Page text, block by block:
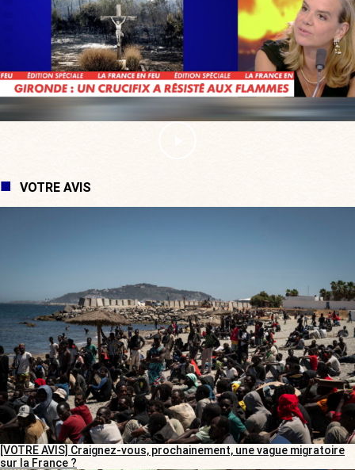
VOTRE AVIS
[VOTRE AVIS] Craignez-vous, prochainement, une vague migratoire
sur la France ?